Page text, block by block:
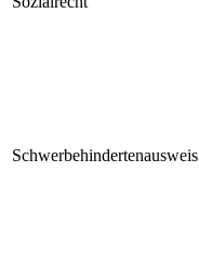
Schwerbehindertenausweis